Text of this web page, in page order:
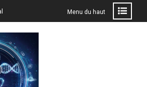
Menu du haut